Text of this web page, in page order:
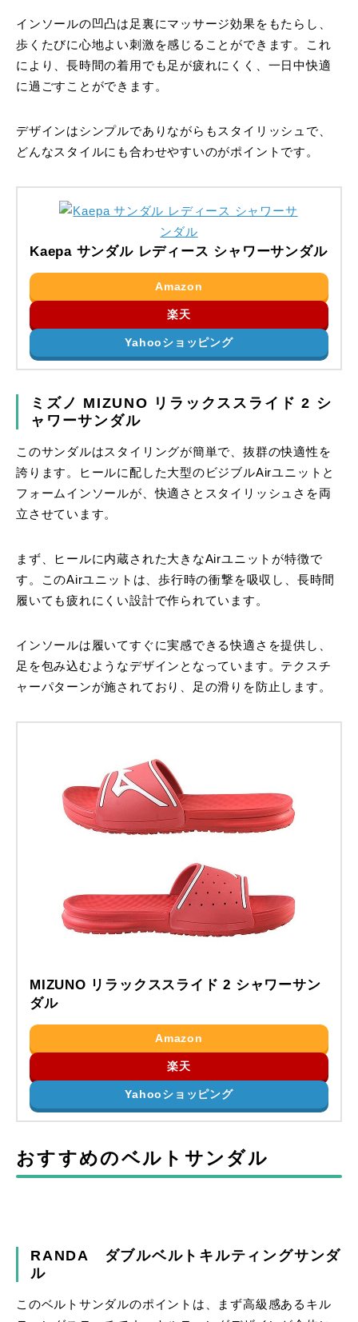
インソールの凹凸は足裏にマッサージ効果をもたらし、
歩くたびに心地よい刺激を感じることができます。これ
により、長時間の着用でも足が疲れにくく、一日中快適
に過ごすことができます。
デザインはシンプルでありながらもスタイリッシュで、
どんなスタイルにも合わせやすいのがポイントです。
Kaepa サンダル レディース シャワーサンダル
Amazon
楽天
Yahooショッピング
ミズノ MIZUNO リラックススライド 2 シ
ャワーサンダル
このサンダルはスタイリングが簡単で、抜群の快適性を
誇ります。ヒールに配した大型のビジブルAirユニットと
フォームインソールが、快適さとスタイリッシュさを両
立させています。
まず、ヒールに内蔵された大きなAirユニットが特徴で
す。このAirユニットは、歩行時の衝撃を吸収し、長時間
履いても疲れにくい設計で作られています。
インソールは履いてすぐに実感できる快適さを提供し、
足を包み込むようなデザインとなっています。テクスチ
ャーパターンが施されており、足の滑りを防止します。
MIZUNO リラックススライド 2 シャワーサン
ダル
Amazon
楽天
Yahooショッピング
おすすめのベルトサンダル
RANDA ダブルベルトキルティングサンダ
ル
このベルトサンダルのポイントは、まず高級感あるキル